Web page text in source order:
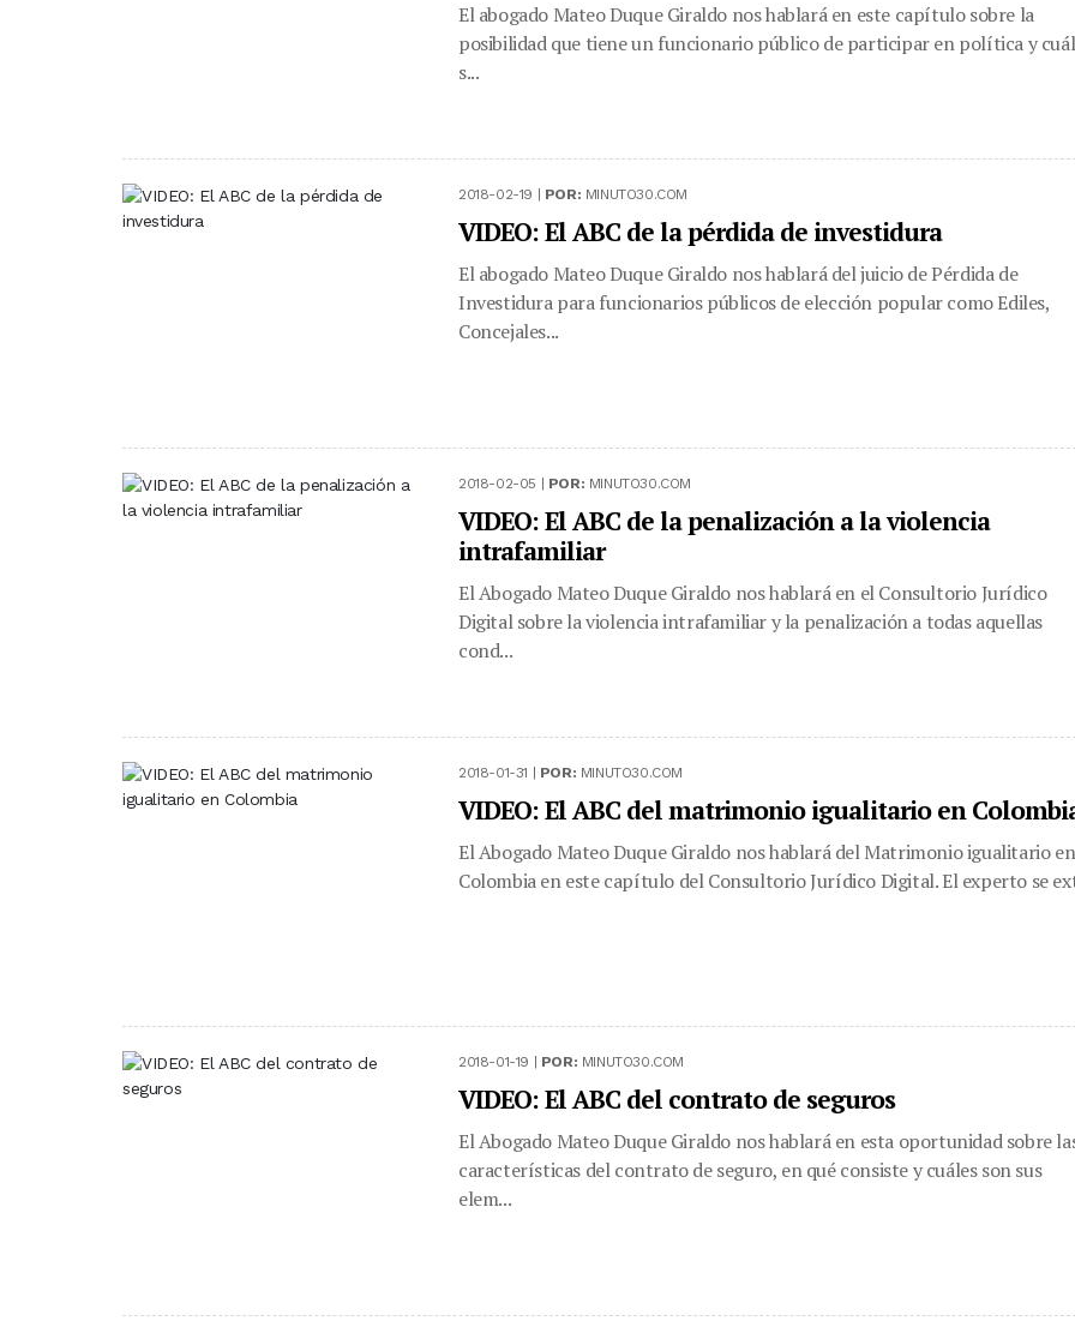
El abogado Mateo Duque Giraldo nos hablará en este capítulo sobre la
posibilidad que tiene un funcionario público de participar en política y
s...
2018-02-19 | POR: MINUTO30.COM
VIDEO: El ABC de la pérdida de investidura
El abogado Mateo Duque Giraldo nos hablará del juicio de Pérdida de
Investidura para funcionarios públicos de elección popular como Ediles,
Concejales...
2018-02-05 | POR: MINUTO30.COM
VIDEO: El ABC de la penalización a la violencia
intrafamiliar
El Abogado Mateo Duque Giraldo nos hablará en el Consultorio Jurídico
Digital sobre la violencia intrafamiliar y la penalización a todas aquellas
cond...
2018-01-31 | POR: MINUTO30.COM
VIDEO: El ABC del matrimonio igualitario en
El Abogado Mateo Duque Giraldo nos hablará del Matrimonio igualitario en
Colombia en este capítulo del Consultorio Jurídico Digital. El experto se
2018-01-19 | POR: MINUTO30.COM
VIDEO: El ABC del contrato de seguros
El Abogado Mateo Duque Giraldo nos hablará en esta oportunidad sobre
características del contrato de seguro, en qué consiste y cuáles son sus
elem...